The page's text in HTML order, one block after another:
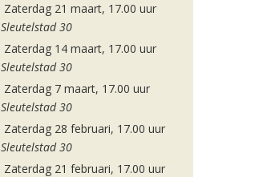
Zaterdag 21 maart, 17.00 uur
Sleutelstad 30
Zaterdag 14 maart, 17.00 uur
Sleutelstad 30
Zaterdag 7 maart, 17.00 uur
Sleutelstad 30
Zaterdag 28 februari, 17.00 uur
Sleutelstad 30
Zaterdag 21 februari, 17.00 uur